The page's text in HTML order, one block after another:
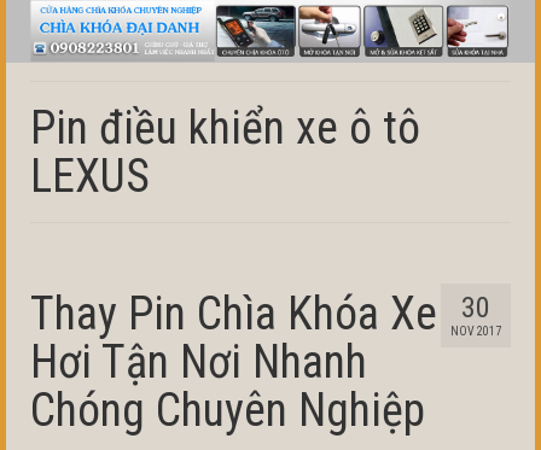
Pin điều khiển xe ô tô
LEXUS
30
NOV 2017
Thay Pin Chìa Khóa Xe
Hơi Tận Nơi Nhanh
Chóng Chuyên Nghiệp